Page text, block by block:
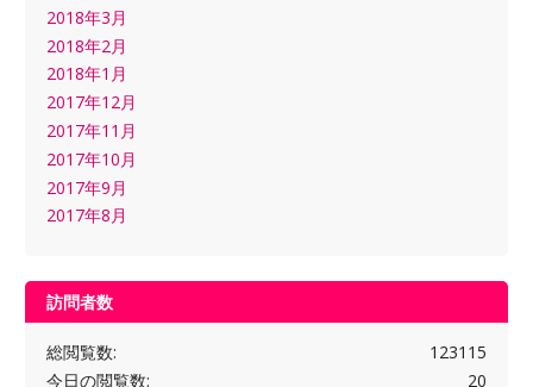
2018年3月
2018年2月
2018年1月
2017年12月
2017年11月
2017年10月
2017年9月
2017年8月
訪問者数
123115
総閲覧数:
20
今日の閲覧数: